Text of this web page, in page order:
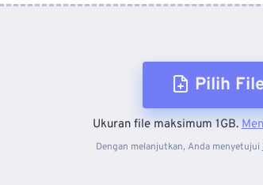
Pilih
Dari
Ukuran file maksimum 1GB.
Dengan melanjutkan, Anda menyetujui